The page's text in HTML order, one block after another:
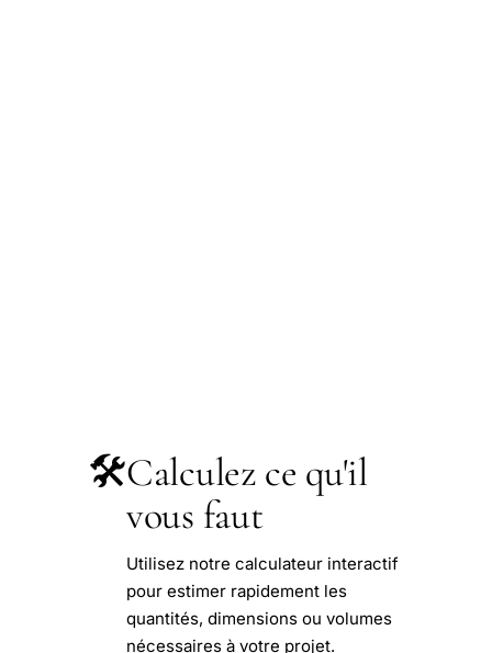
🛠️Calculez ce qu'il
vous faut
Utilisez notre calculateur interactif
pour estimer rapidement les
quantités, dimensions ou volumes
nécessaires à votre projet.